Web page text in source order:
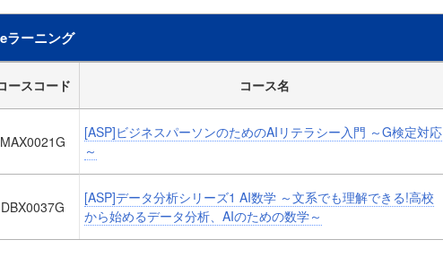
eラーニング
ースコード コース名
MAX0021G
[ASP]ビジネスパーソンのためのAIリテラシー入門 ～G検定対応
～
DBX0037G
[ASP]データ分析シリーズ1 AI数学 ～文系でも理解できる!高校
から始めるデータ分析、AIのための数学～